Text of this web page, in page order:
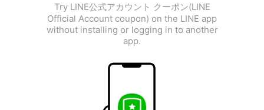
Try LINE公式アカウント クーポン(LINE
Official Account coupon) on the LINE app
without installing or logging in to another
app.